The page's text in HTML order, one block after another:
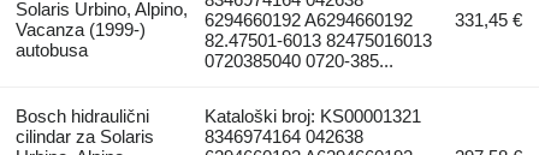
Solaris Urbino, Alpino,
Vacanza (1999-)
autobusa
6294660192 A6294660192
82.47501-6013 82475016013
0720385040 0720-385...
331,45 €
Bosch hidraulični
cilindar za Solaris
Kataloški broj: KS00001321
8346974164 042638